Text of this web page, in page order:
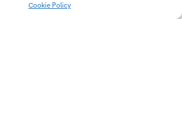
Cookie Policy